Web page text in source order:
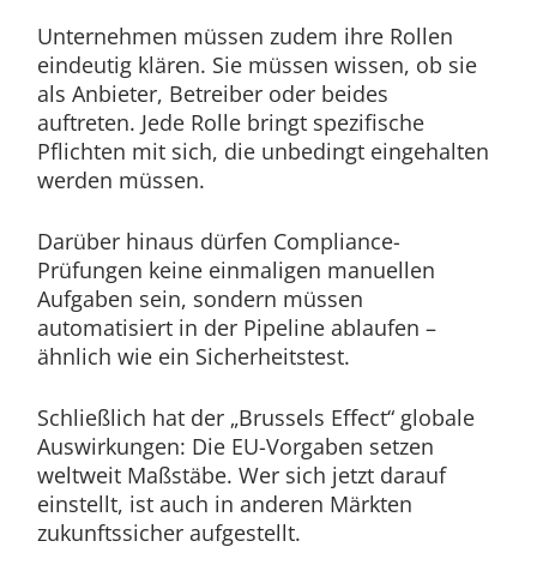
Unternehmen müssen zudem ihre Rollen
eindeutig klären. Sie müssen wissen, ob sie
als Anbieter, Betreiber oder beides
auftreten. Jede Rolle bringt spezifische
Pflichten mit sich, die unbedingt eingehalten
werden müssen.
Darüber hinaus dürfen Compliance-
Prüfungen keine einmaligen manuellen
Aufgaben sein, sondern müssen
automatisiert in der Pipeline ablaufen –
ähnlich wie ein Sicherheitstest.
Schließlich hat der „Brussels Effect“ globale
Auswirkungen: Die EU-Vorgaben setzen
weltweit Maßstäbe. Wer sich jetzt darauf
einstellt, ist auch in anderen Märkten
zukunftssicher aufgestellt.